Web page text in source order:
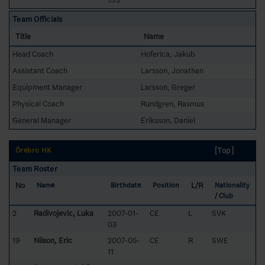
Team Officials
Title
Name
Head Coach
Hoferica, Jakub
Assistant Coach
Larsson, Jonathan
Equipment Manager
Larsson, Greger
Physical Coach
Rundgren, Rasmus
General Manager
Eriksson, Daniel
Örebro HK
[Top]
Team Roster
No
Name Birthdate Position L/R
Nationality
/ Club
2 Radivojevic, Luka
2007-01-
03
CE L SVK
19 Nilson, Eric
2007-05-
11
CE R SWE